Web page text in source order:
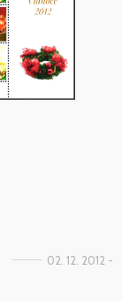
02. 12. 2012 -